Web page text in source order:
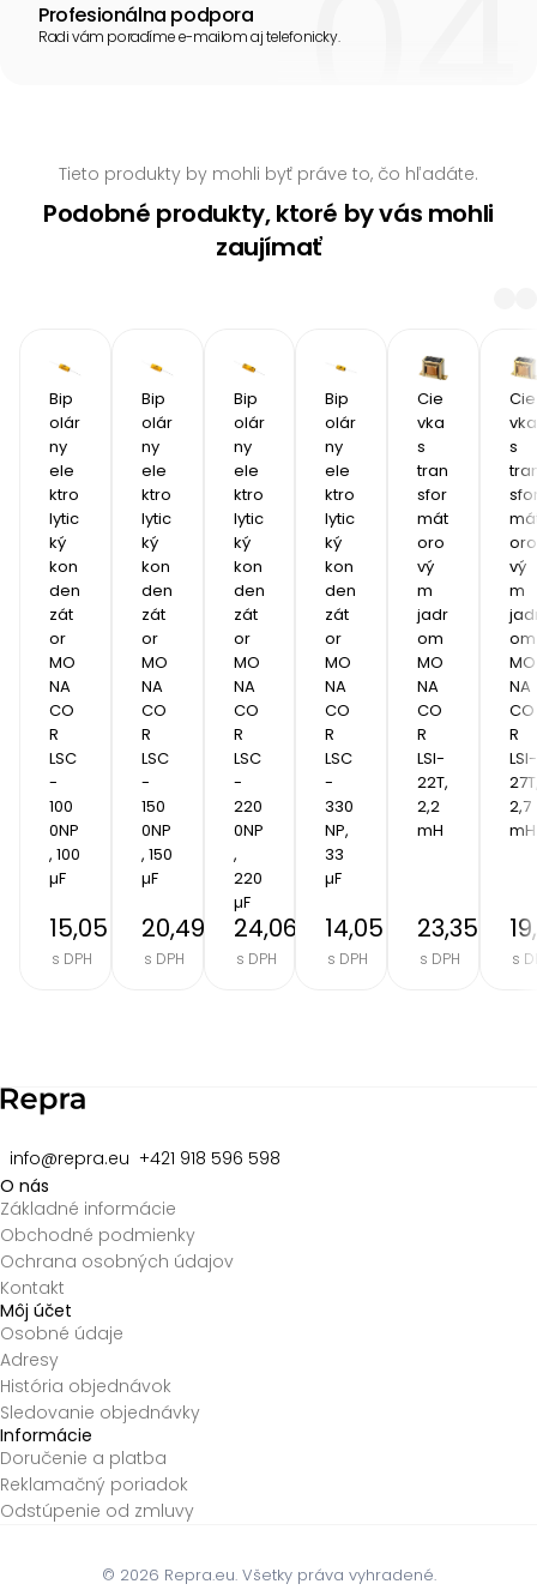
Profesionálna podpora
Radi vám poradíme e-mailom aj telefonicky.
Tieto produkty by mohli byť práve to, čo hľadáte.
Podobné produkty, ktoré by vás mohli
zaujímať
Bip
olár
ny
ele
ktro
lytic
ký
kon
den
zát
or
MO
NA
CO
R
LSC
-
100
0NP
, 100
µF
15,05 €
s DPH
Bip
olár
ny
ele
ktro
lytic
ký
kon
den
zát
or
MO
NA
CO
R
LSC
-
150
0NP
, 150
µF
20,49 €
s DPH
Bip
olár
ny
ele
ktro
lytic
ký
kon
den
zát
or
MO
NA
CO
R
LSC
-
220
0NP
,
220
µF
24,06 €
s DPH
Bip
olár
ny
ele
ktro
lytic
ký
kon
den
zát
or
MO
NA
CO
R
LSC
-
330
NP,
33
µF
14,05 €
s DPH
Cie
vka
s
tran
sfor
mát
oro
vý
m
jadr
om
MO
NA
CO
R
LSI-
22T,
2,2
mH
23,35 €
s DPH
Cie
vka
s
oro
vý
m
om
MO
NA
CO
R
LSI-
2,7
mH
s
info@repra.eu +421 918 596 598
O nás
Základné informácie
Obchodné podmienky
Ochrana osobných údajov
Kontakt
Môj účet
Osobné údaje
Adresy
História objednávok
Sledovanie objednávky
Informácie
Doručenie a platba
Reklamačný poriadok
Odstúpenie od zmluvy
© 2026 Repra.eu. Všetky práva vyhradené.